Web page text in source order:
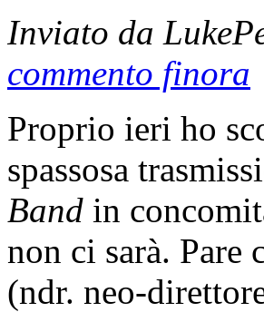
Inviato da
commento finora
Proprio ieri ho
spassosa
Band in
non ci sarà.
(ndr. neo-